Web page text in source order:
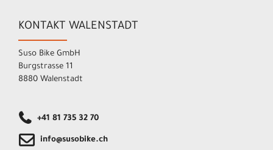
KONTAKT WALENSTADT
Suso Bike GmbH
Burgstrasse 11
8880 Walenstadt
+41 81 735 32 70
info@susobike.ch